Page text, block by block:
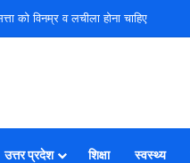
को विनम्र व लचीला होना चाहिए
उत्तर प्रदेश शिक्षा स्वस्थ्य